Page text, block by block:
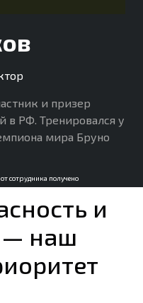
и призер
в РФ. Тренировался у
мира Бруно
сотрудника получено
и
— наш